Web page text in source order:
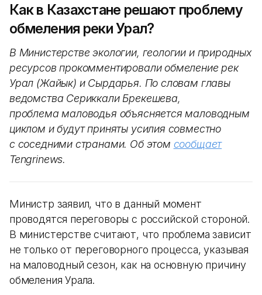
Как в Казахстане решают проблему
обмеления реки Урал?
В Министерстве экологии, геологии и природных
ресурсов прокомментировали обмеление рек
Урал (Жайык) и Сырдарья. По словам главы
ведомства Сериккали Брекешева,
проблема маловодья объясняется маловодным
циклом и будут приняты усилия совместно
с соседними странами. Об этом сообщает
Tengrinews.
Министр заявил, что в данный момент
проводятся переговоры с российской стороной.
В министерстве считают, что проблема зависит
не только от переговорного процесса, указывая
на маловодный сезон, как на основную причину
обмеления Урала.